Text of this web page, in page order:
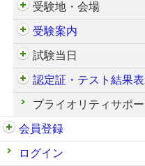
受験地・会場
受験案内
試験当日
認定証・テスト結果
プライオリティサポー
会員登録
ログイン